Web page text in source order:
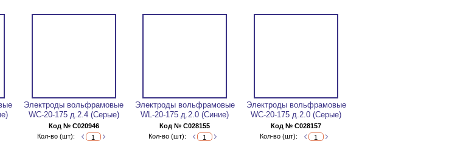
Электроды вольфрамовые
WC-20-175 д.2.4 (Серые)
Код № C020946
Кол-во (шт):
Электроды вольфрамовые
WL-20-175 д.2.0 (Синие)
Код № C028155
Кол-во (шт):
Электроды вольфрамовые
WC-20-175 д.2.0 (Серые)
Код № C028157
Кол-во (шт):